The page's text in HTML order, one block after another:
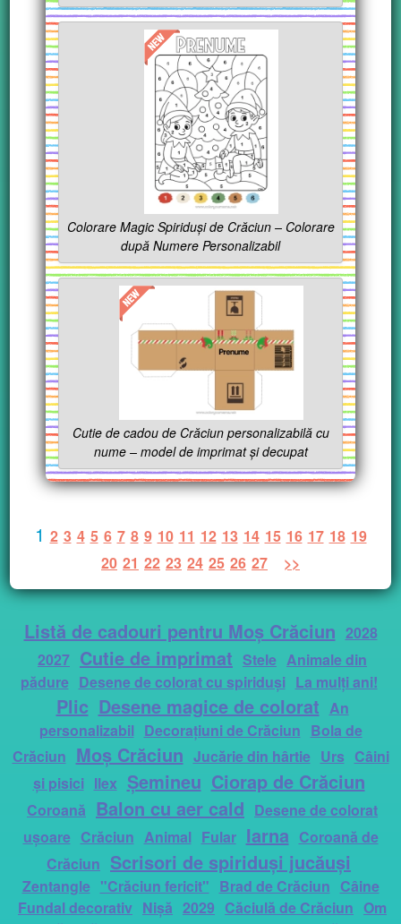
Colorare Magic Spiriduși de Crăciun – Colorare
după Numere Personalizabil
Cutie de cadou de Crăciun personalizabilă cu
nume – model de imprimat și decupat
1 2 3 4 5 6 7 8 9 10 11 12 13 14 15 16 17 18 19
20 21 22 23 24 25 26 27 >>
Listă de cadouri pentru Moș Crăciun 2028
2027 Cutie de imprimat Stele Animale din
pădure Desene de colorat cu spiriduși La mulți ani!
Plic Desene magice de colorat An
personalizabil Decorațiuni de Crăciun Bola de
Crăciun Moș Crăciun Jucărie din hârtie Urs Câini
și pisici Ilex Șemineu Ciorap de Crăciun
Coroană Balon cu aer cald Desene de colorat
ușoare Crăciun Animal Fular Iarna Coroană de
Crăciun Scrisori de spiriduși jucăuși
Zentangle "Crăciun fericit" Brad de Crăciun Câine
Fundal decorativ Nișă 2029 Căciulă de Crăciun Om